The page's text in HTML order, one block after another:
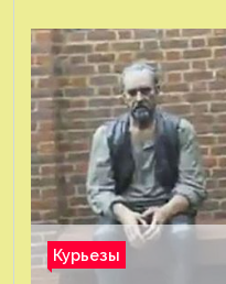
Курьезы